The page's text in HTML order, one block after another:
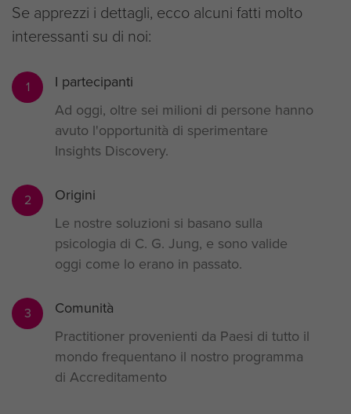
Se apprezzi i dettagli, ecco alcuni fatti molto
interessanti su di noi:
1
I partecipanti
Ad oggi, oltre sei milioni di persone hanno
avuto l'opportunità di sperimentare
Insights Discovery.
2
Origini
Le nostre soluzioni si basano sulla
psicologia di C. G. Jung, e sono valide
oggi come lo erano in passato.
3
Comunità
Practitioner provenienti da Paesi di tutto il
mondo frequentano il nostro programma
di Accreditamento